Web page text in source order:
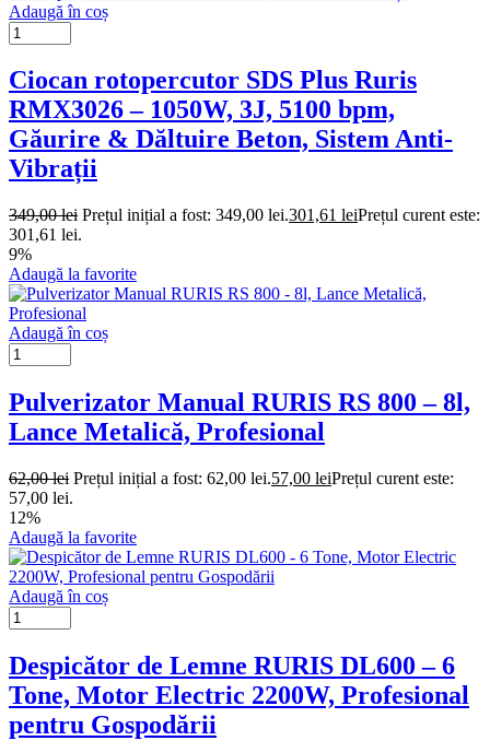
Adaugă în coș
Ciocan rotopercutor SDS Plus Ruris
RMX3026 – 1050W, 3J, 5100 bpm,
Găurire & Dăltuire Beton, Sistem Anti-
Vibrații
349,00lei Prețul inițial a fost: 349,00 lei.301,61 leiPrețul curent este:
301,61 lei.
9%
Adaugă la favorite
Adaugă în coș
Pulverizator Manual RURIS RS 800 – 8l,
Lance Metalică, Profesional
62,00lei Prețul inițial a fost: 62,00 lei.57,00 leiPrețul curent este:
57,00 lei.
12%
Adaugă la favorite
Adaugă în coș
Despicător de Lemne RURIS DL600 – 6
Tone, Motor Electric 2200W, Profesional
pentru Gospodării